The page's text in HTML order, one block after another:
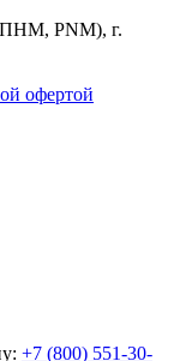
PNM), г.
офертой
+7 (800) 551-30-